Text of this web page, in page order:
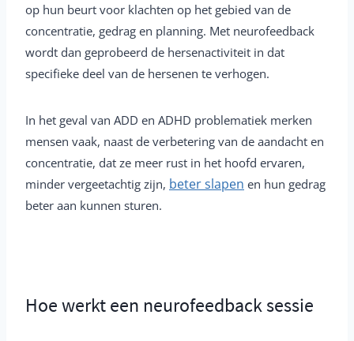
op hun beurt voor klachten op het gebied van de
concentratie, gedrag en planning. Met neurofeedback
wordt dan geprobeerd de hersenactiviteit in dat
specifieke deel van de hersenen te verhogen.
In het geval van ADD en ADHD problematiek merken
mensen vaak, naast de verbetering van de aandacht en
concentratie, dat ze meer rust in het hoofd ervaren,
minder vergeetachtig zijn, beter slapen en hun gedrag
beter aan kunnen sturen.
Hoe werkt een neurofeedback sessie